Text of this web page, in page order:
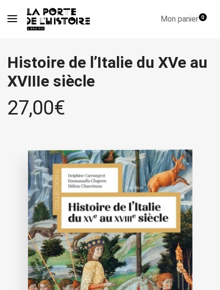
Mon panier0
Histoire de l’Italie du XVe au
XVIIIe siècle
27,00€